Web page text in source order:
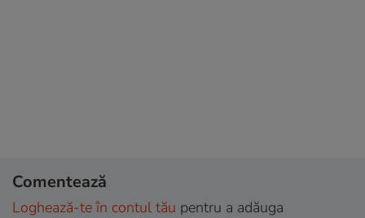
Comentează
Loghează-te în contul tău pentru a adăuga